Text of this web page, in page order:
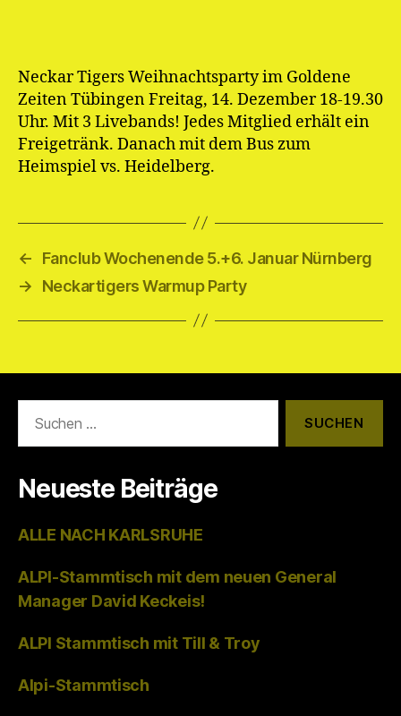
Neckar Tigers Weihnachtsparty im Goldene
Zeiten Tübingen Freitag, 14. Dezember 18-19.30
Uhr. Mit 3 Livebands! Jedes Mitglied erhält ein
Freigetränk. Danach mit dem Bus zum
Heimspiel vs. Heidelberg.
←
Fanclub Wochenende 5.+6. Januar Nürnberg
→
Neckartigers Warmup Party
nach:
Neueste Beiträge
ALLE NACH KARLSRUHE
ALPI-Stammtisch mit dem neuen General
Manager David Keckeis!
ALPI Stammtisch mit Till & Troy
Alpi-Stammtisch